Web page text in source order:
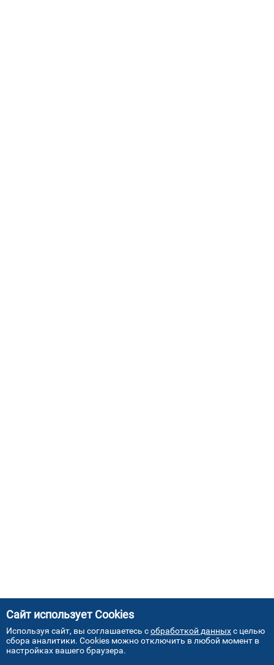
Сайт использует Cookies
Используя сайт, вы соглашаетесь собработкой данныхс целью
сбора аналитики. Cookies можно отключить в любой момент в
настройках вашего браузера.